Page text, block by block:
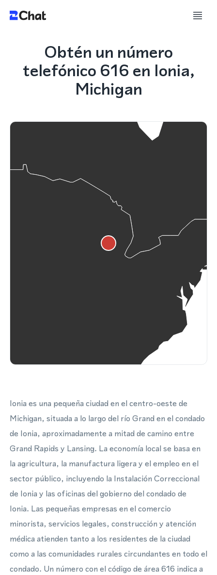
Obtén un número
telefónico 616 en Ionia,
Michigan
Ionia es una pequeña ciudad en el centro-oeste de
Michigan, situada a lo largo del río Grand en el condado
de Ionia, aproximadamente a mitad de camino entre
Grand Rapids y Lansing. La economía local se basa en
la agricultura, la manufactura ligera y el empleo en el
sector público, incluyendo la Instalación Correccional
de Ionia y las oficinas del gobierno del condado de
Ionia. Las pequeñas empresas en el comercio
minorista, servicios legales, construcción y atención
médica atienden tanto a los residentes de la ciudad
como a las comunidades rurales circundantes en todo el
condado. Un número con el código de área 616 indica a